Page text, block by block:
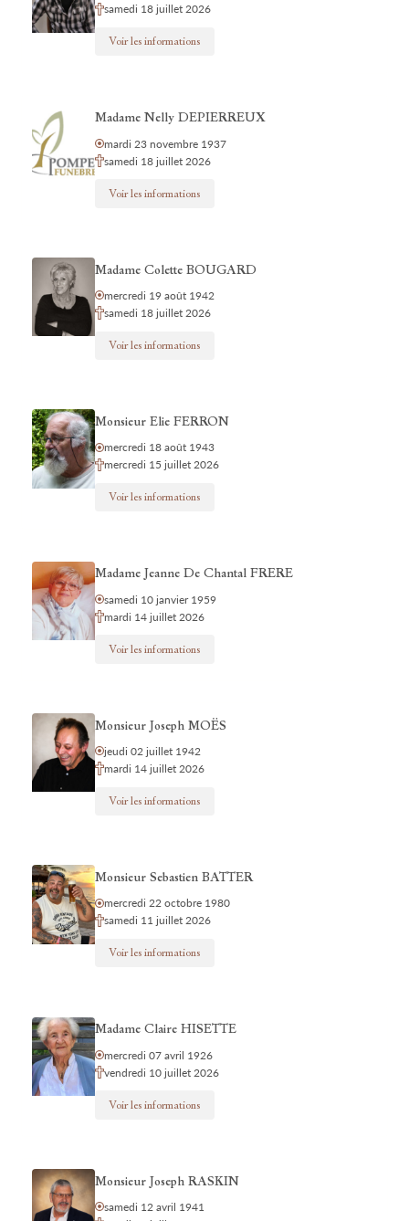
samedi 18 juillet 2026
Voir les informations
Madame Nelly DEPIERREUX
mardi 23 novembre 1937
samedi 18 juillet 2026
Voir les informations
Madame Colette BOUGARD
mercredi 19 août 1942
samedi 18 juillet 2026
Voir les informations
Monsieur Elie FERRON
mercredi 18 août 1943
mercredi 15 juillet 2026
Voir les informations
Madame Jeanne De Chantal FRERE
samedi 10 janvier 1959
mardi 14 juillet 2026
Voir les informations
Monsieur Joseph MOËS
jeudi 02 juillet 1942
mardi 14 juillet 2026
Voir les informations
Monsieur Sebastien BATTER
mercredi 22 octobre 1980
samedi 11 juillet 2026
Voir les informations
Madame Claire HISETTE
mercredi 07 avril 1926
vendredi 10 juillet 2026
Voir les informations
Monsieur Joseph RASKIN
samedi 12 avril 1941